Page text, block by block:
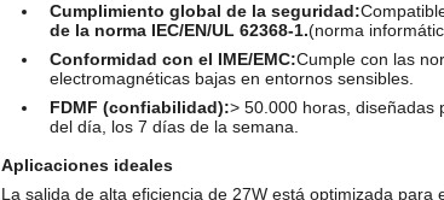
Cumplimiento global de la seguridad:
de la norma IEC/EN/UL 62368-1.(norma
Conformidad con el IME/EMC:Cumple con las
electromagnéticas bajas en entornos sensibles.
FDMF (confiabilidad):> 50.000 horas, diseñadas
del día, los 7 días de la semana.
Aplicaciones ideales
La salida de alta eficiencia de 27W está optimizada